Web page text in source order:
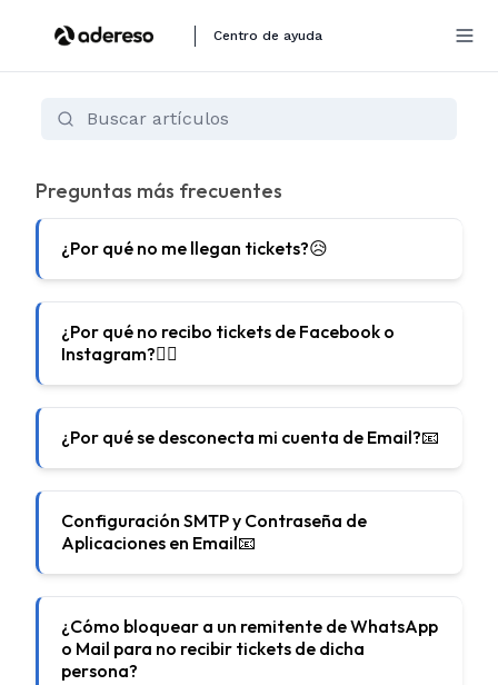
Centro de ayuda
Preguntas más frecuentes
¿Por qué no me llegan tickets?😥
¿Por qué no recibo tickets de Facebook o
Instagram?😶‍🌫️
¿Por qué se desconecta mi cuenta de Email?📧
Configuración SMTP y Contraseña de
Aplicaciones en Email📧
¿Cómo bloquear a un remitente de WhatsApp
o Mail para no recibir tickets de dicha
persona?